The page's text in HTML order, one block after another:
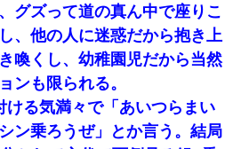
グズって道の真ん中で座りこ
、他の人に迷惑だから抱き上
喚くし、幼稚園児だから当然
ンも限られる。
ける気満々で「あいつらまい
ン乗ろうぜ」とか言う。結局